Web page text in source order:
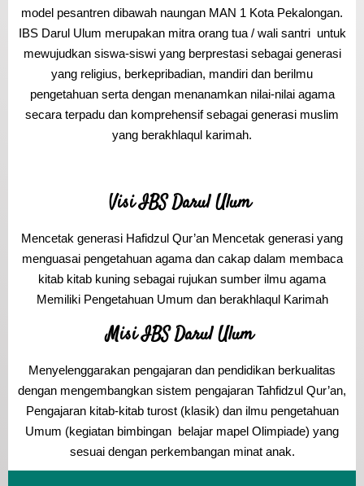
model pesantren dibawah naungan MAN 1 Kota Pekalongan.
IBS Darul Ulum merupakan mitra orang tua / wali santri untuk
mewujudkan siswa-siswi yang berprestasi sebagai generasi
yang religius, berkepribadian, mandiri dan berilmu
pengetahuan serta dengan menanamkan nilai-nilai agama
secara terpadu dan komprehensif sebagai generasi muslim
yang berakhlaqul karimah.
Visi IBS Darul Ulum
Mencetak generasi Hafidzul Qur’an Mencetak generasi yang
menguasai pengetahuan agama dan cakap dalam membaca
kitab kitab kuning sebagai rujukan sumber ilmu agama
Memiliki Pengetahuan Umum dan berakhlaqul Karimah
Misi IBS Darul Ulum
Menyelenggarakan pengajaran dan pendidikan berkualitas
dengan mengembangkan sistem pengajaran Tahfidzul Qur’an,
Pengajaran kitab-kitab turost (klasik) dan ilmu pengetahuan
Umum (kegiatan bimbingan belajar mapel Olimpiade) yang
sesuai dengan perkembangan minat anak.